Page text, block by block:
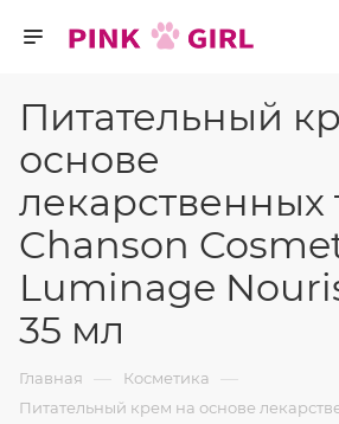
Питательный
основе
лекарственных
Chanson
Luminage
35 мл
Главная — Косметика —
Питательный крем на основе